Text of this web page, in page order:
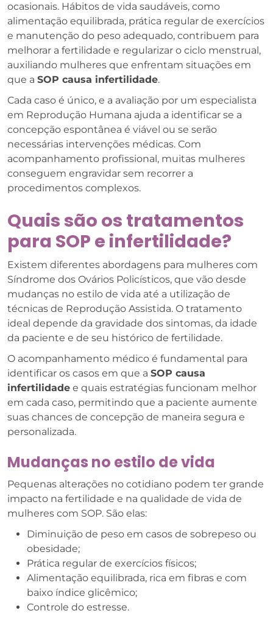
ocasionais. Hábitos de vida saudáveis, como
alimentação equilibrada, prática regular de exercícios
e manutenção do peso adequado, contribuem para
melhorar a fertilidade e regularizar o ciclo menstrual,
auxiliando mulheres que enfrentam situações em
que a SOP causa infertilidade.
Cada caso é único, e a avaliação por um especialista
em Reprodução Humana ajuda a identificar se a
concepção espontânea é viável ou se serão
necessárias intervenções médicas. Com
acompanhamento profissional, muitas mulheres
conseguem engravidar sem recorrer a
procedimentos complexos.
Quais são os tratamentos
para SOP e infertilidade?
Existem diferentes abordagens para mulheres com
Síndrome dos Ovários Policísticos, que vão desde
mudanças no estilo de vida até a utilização de
técnicas de Reprodução Assistida. O tratamento
ideal depende da gravidade dos sintomas, da idade
da paciente e de seu histórico de fertilidade.
O acompanhamento médico é fundamental para
identificar os casos em que a SOP causa
infertilidade e quais estratégias funcionam melhor
em cada caso, permitindo que a paciente aumente
suas chances de concepção de maneira segura e
personalizada.
Mudanças no estilo de vida
Pequenas alterações no cotidiano podem ter grande
impacto na fertilidade e na qualidade de vida de
mulheres com SOP. São elas:
Diminuição de peso em casos de sobrepeso ou
obesidade;
Prática regular de exercícios físicos;
Alimentação equilibrada, rica em fibras e com
baixo índice glicêmico;
Controle do estresse.